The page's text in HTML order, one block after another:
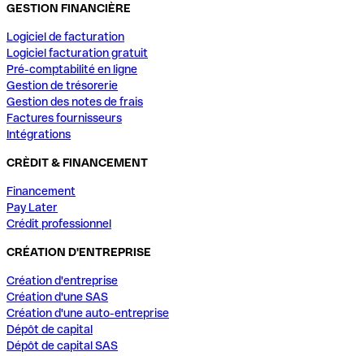
GESTION FINANCIÈRE
Logiciel de facturation
Logiciel facturation gratuit
Pré-comptabilité en ligne
Gestion de trésorerie
Gestion des notes de frais
Factures fournisseurs
Intégrations
CRÈDIT & FINANCEMENT
Financement
Pay Later
Crédit professionnel
CRÉATION D'ENTREPRISE
Création d'entreprise
Création d'une SAS
Création d'une auto-entreprise
Dépôt de capital
Dépôt de capital SAS